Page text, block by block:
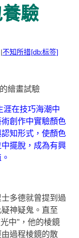
驗
|不知所措[db:标签]
繪畫試驗
涯在技巧海潮中
創作中實驗顏色
知形式，使顏色
擺脫，成為有興
多德就曾提到過
神疑鬼。直至
中”，他的棱鏡
過程棱鏡的散